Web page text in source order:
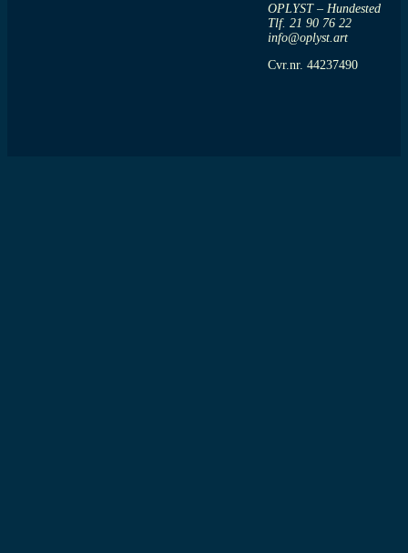
OPLYST – Hundested
Tlf. 21 90 76 22
info@oplyst.art
Cvr.nr. 44237490